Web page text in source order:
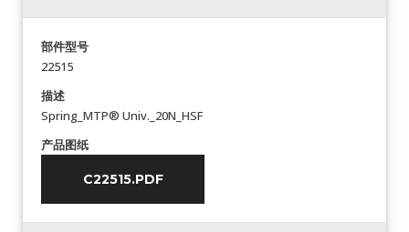
部件型号
22515
描述
Spring_MTP® Univ._20N_HSF
产品图纸
C22515.PDF